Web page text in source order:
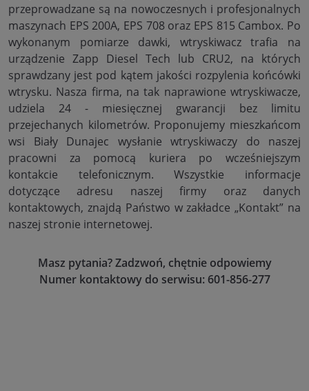
przeprowadzane są na nowoczesnych i profesjonalnych
maszynach EPS 200A, EPS 708 oraz EPS 815 Cambox. Po
wykonanym pomiarze dawki, wtryskiwacz trafia na
urządzenie Zapp Diesel Tech lub CRU2, na których
sprawdzany jest pod kątem jakości rozpylenia końcówki
wtrysku. Nasza firma, na tak naprawione wtryskiwacze,
udziela 24 - miesięcznej gwarancji bez limitu
przejechanych kilometrów. Proponujemy mieszkańcom
wsi Biały Dunajec wysłanie wtryskiwaczy do naszej
pracowni za pomocą kuriera po wcześniejszym
kontakcie telefonicznym. Wszystkie informacje
dotyczące adresu naszej firmy oraz danych
kontaktowych, znajdą Państwo w zakładce „Kontakt” na
naszej stronie internetowej.
Masz pytania? Zadzwoń, chętnie odpowiemy
Numer kontaktowy do serwisu: 601-856-277